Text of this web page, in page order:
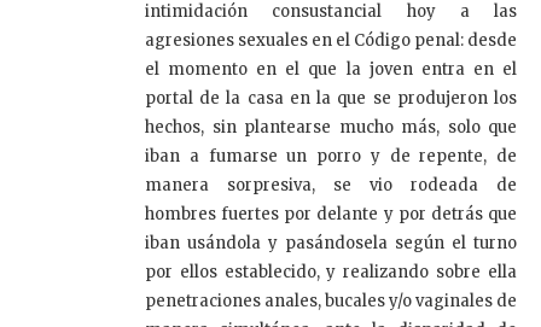
intimidación consustancial hoy a las
agresiones sexuales en el Código penal: desde
el momento en el que la joven entra en el
portal de la casa en la que se produjeron los
hechos, sin plantearse mucho más, solo que
iban a fumarse un porro y de repente, de
manera sorpresiva, se vio rodeada de
hombres fuertes por delante y por detrás que
iban usándola y pasándosela según el turno
por ellos establecido, y realizando sobre ella
penetraciones anales, bucales y/o vaginales de